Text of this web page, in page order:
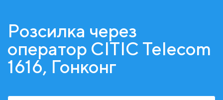
Розсилка через
оператор CITIC Telecom
1616, Гонконг